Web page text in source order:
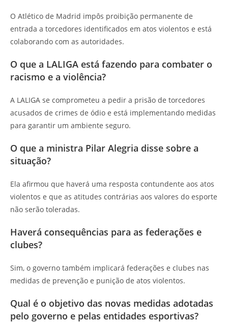
O Atlético de Madrid impôs proibição permanente de
entrada a torcedores identificados em atos violentos e está
colaborando com as autoridades.
O que a LALIGA está fazendo para combater o
racismo e a violência?
A LALIGA se comprometeu a pedir a prisão de torcedores
acusados de crimes de ódio e está implementando medidas
para garantir um ambiente seguro.
O que a ministra Pilar Alegria disse sobre a
situação?
Ela afirmou que haverá uma resposta contundente aos atos
violentos e que as atitudes contrárias aos valores do esporte
não serão toleradas.
Haverá consequências para as federações e
clubes?
Sim, o governo também implicará federações e clubes nas
medidas de prevenção e punição de atos violentos.
Qual é o objetivo das novas medidas adotadas
pelo governo e pelas entidades esportivas?